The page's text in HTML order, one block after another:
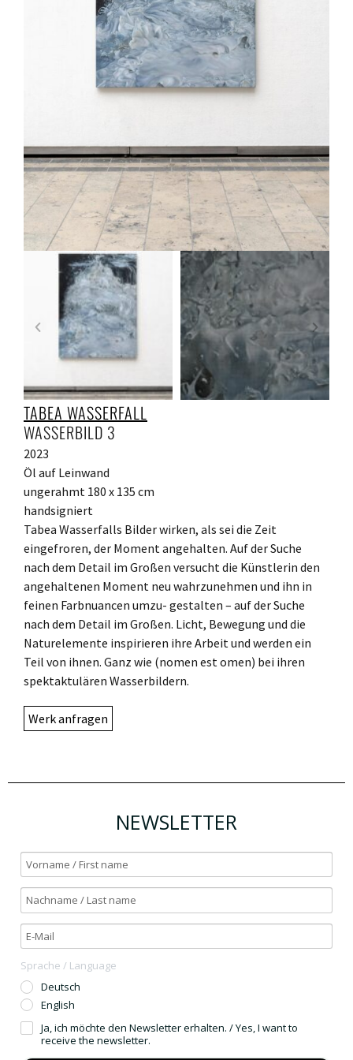
TABEA WASSERFALL
WASSERBILD 3
2023
Öl auf Leinwand
ungerahmt 180 x 135 cm
handsigniert
Tabea Wasserfalls Bilder wirken, als sei die Zeit
eingefroren, der Moment angehalten. Auf der Suche
nach dem Detail im Großen versucht die Künstlerin den
angehaltenen Moment neu wahrzunehmen und ihn in
feinen Farbnuancen umzu- gestalten – auf der Suche
nach dem Detail im Großen. Licht, Bewegung und die
Naturelemente inspirieren ihre Arbeit und werden ein
Teil von ihnen. Ganz wie (nomen est omen) bei ihren
spektaktulären Wasserbildern.
Werk anfragen
NEWSLETTER
Sprache / Language
Deutsch
English
Ja, ich möchte den Newsletter erhalten. / Yes, I want to
receive the newsletter.